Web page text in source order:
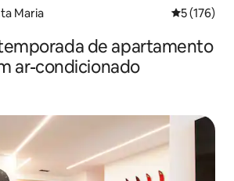
Maria 5 de uma
5 (176)
de apartamento
ar-condicionado